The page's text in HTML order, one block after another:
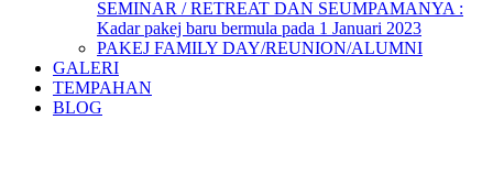
SEMINAR / RETREAT DAN SEUMPAMANYA :
Kadar pakej baru bermula pada 1 Januari 2023
PAKEJ FAMILY DAY/REUNION/ALUMNI
GALERI
TEMPAHAN
BLOG